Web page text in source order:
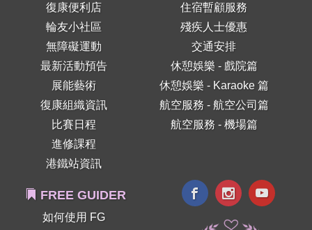
復康便利店
輪友小社區
無障礙運動
最新活動預告
展能藝術
復康組織資訊
比賽日程
進修課程
港鐵站資訊
住宿暫顧服務
殘疾人士優惠
交通安排
休憩娛樂 - 戲院篇
休憩娛樂 - Karaoke 篇
航空服務 - 航空公司篇
航空服務 - 機場篇
FREE GUIDER
如何使用 FG